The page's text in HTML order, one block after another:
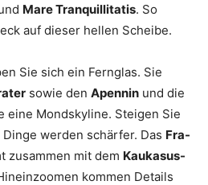
Mare Tranquillitatis. So
auf dieser hellen Scheibe.
Sie sich ein Fernglas. Sie
sowie den Apennin und die
eine Mondskyline. Steigen Sie
werden schärfer. Das Fra-
zusammen mit dem Kaukasus-
kommen Details